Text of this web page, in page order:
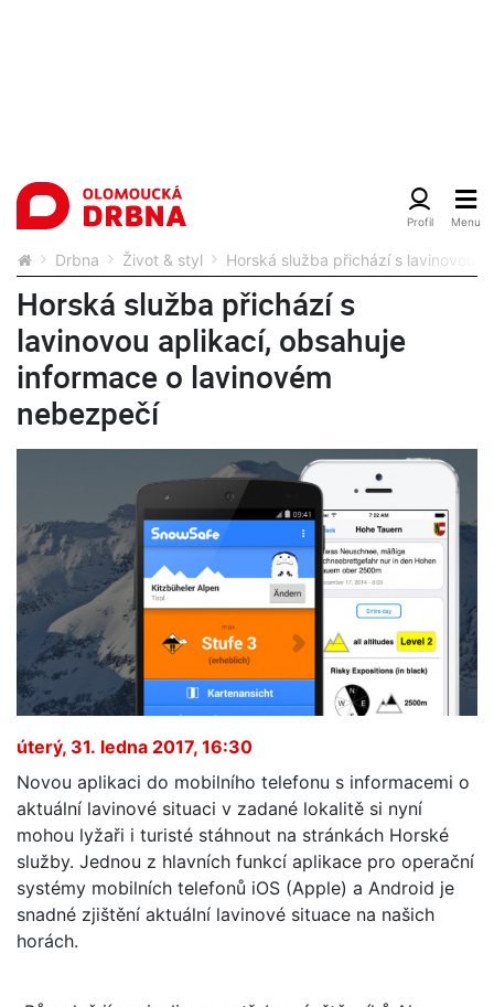
Drbna Život & styl Horská služba přichází s lavinovou
Horská služba přichází s
lavinovou aplikací, obsahuje
informace o lavinovém
nebezpečí
úterý, 31. ledna 2017, 16:30
Novou aplikaci do mobilního telefonu s informacemi o
aktuální lavinové situaci v zadané lokalitě si nyní
mohou lyžaři i turisté stáhnout na stránkách Horské
služby. Jednou z hlavních funkcí aplikace pro operační
systémy mobilních telefonů iOS (Apple) a Android je
snadné zjištění aktuální lavinové situace na našich
horách.